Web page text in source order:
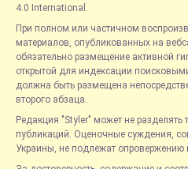
4.0 International.
При полном или частичном
материалов, опубликованных на
обязательно размещение активной
открытой для индексации
должна быть размещена
второго абзаца.
Редакция "Styler" может не разделять
публикаций. Оценочные суждения,
Украины, не подлежат опровержению